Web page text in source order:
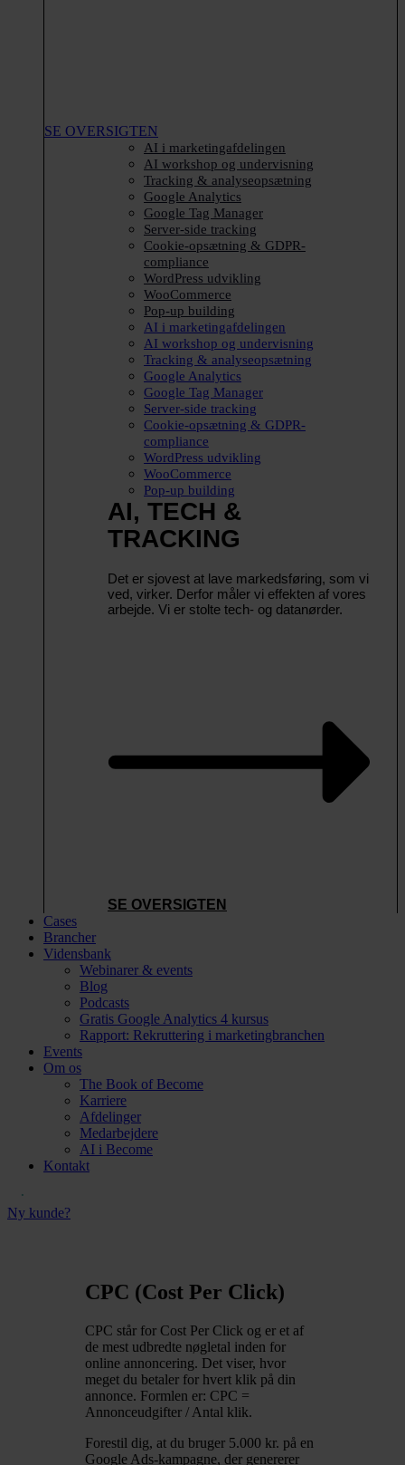
SE OVERSIGTEN
AI i marketingafdelingen
AI workshop og undervisning
Tracking & analyseopsætning
Google Analytics
Google Tag Manager
Server-side tracking
Cookie-opsætning & GDPR-
compliance
WordPress udvikling
WooCommerce
Pop-up building
AI i marketingafdelingen
AI workshop og undervisning
Tracking & analyseopsætning
Google Analytics
Google Tag Manager
Server-side tracking
Cookie-opsætning & GDPR-
compliance
WordPress udvikling
WooCommerce
Pop-up building
AI, TECH &
TRACKING
Det er sjovest at lave markedsføring, som vi
ved, virker. Derfor måler vi effekten af vores
arbejde. Vi er stolte tech- og datanørder.
SE OVERSIGTEN
Cases
Brancher
Vidensbank
Webinarer & events
Blog
Podcasts
Gratis Google Analytics 4 kursus
Rapport: Rekruttering i marketingbranchen
Events
Om os
The Book of Become
Karriere
Afdelinger
Medarbejdere
AI i Become
Kontakt
Ny kunde?
CPC (Cost Per Click)
CPC står for Cost Per Click og er et af
de mest udbredte nøgletal inden for
online annoncering. Det viser, hvor
meget du betaler for hvert klik på din
annonce. Formlen er: CPC =
Annonceudgifter / Antal klik.
Forestil dig, at du bruger 5.000 kr. på en
Google Ads-kampagne, der genererer